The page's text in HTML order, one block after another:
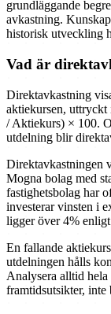
grundläggande
avkastning.
historisk utveckling
Vad är
Direktavkastning
aktiekursen,
/ Aktiekurs) × 100.
utdelning blir
Direktavkastningen
Mogna bolag med
fastighetsbolag har
investerar vinsten i
ligger över 4%
En fallande
utdelningen hålls
Analysera alltid
framtidsutsikter, inte